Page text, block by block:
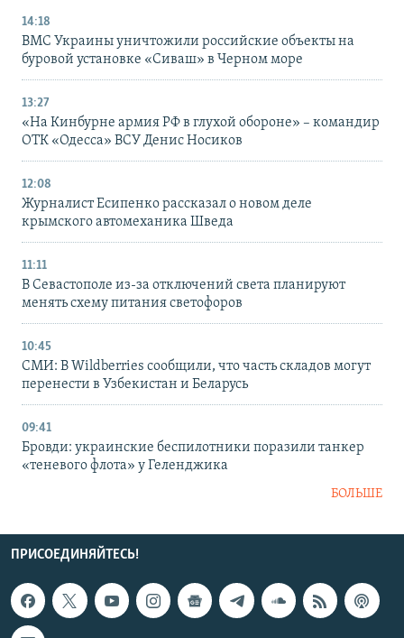
14:18
ВМС Украины уничтожили российские объекты на
буровой установке «Сиваш» в Черном море
13:27
«На Кинбурне армия РФ в глухой обороне» – командир
ОТК «Одесса» ВСУ Денис Носиков
12:08
Журналист Есипенко рассказал о новом деле
крымского автомеханика Шведа
11:11
В Севастополе из-за отключений света планируют
менять схему питания светофоров
10:45
СМИ: В Wildberries сообщили, что часть складов могут
перенести в Узбекистан и Беларусь
09:41
Бровди: украинские беспилотники поразили танкер
«теневого флота» у Геленджика
БОЛЬШЕ
ПРИСОЕДИНЯЙТЕСЬ!